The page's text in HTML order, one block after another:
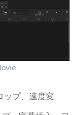
ップ、速度変